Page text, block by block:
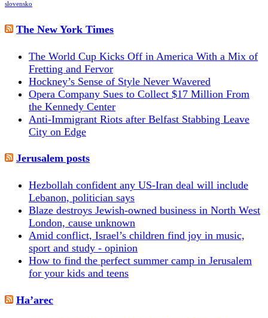
slovensko
The New York Times
The World Cup Kicks Off in America With a Mix of
Fretting and Fervor
Hockney’s Sense of Style Never Wavered
Opera Company Sues to Collect $17 Million From
the Kennedy Center
Anti-Immigrant Riots after Belfast Stabbing Leave
City on Edge
Jerusalem posts
Hezbollah confident any US-Iran deal will include
Lebanon, politician says
Blaze destroys Jewish-owned business in North West
London, cause unknown
Amid conflict, Israel’s children find joy in music,
sport and study - opinion
How to find the perfect summer camp in Jerusalem
for your kids and teens
Ha’arec